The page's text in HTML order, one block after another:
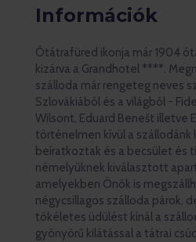
Információk
Ótátrafüred ikonja már 1904
kizárva a Grandhotel ****.
szálloda már rengeteg neves
Szlovákiából és a világból -
Wilsont, Eduard Benešt illetve
történelmen kívül a szállodánk
beíratkoztak és a becsület és
némelyüknek kiválasztott
amelyekben Önök is
négycsillagos szálloda párok,
tökéletes üdülést kínál a
gyönyörű kilátással a tátrai